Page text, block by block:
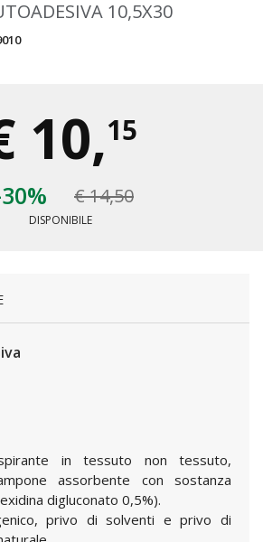
10,5X30
10,15
€ 14,50
DISPONIBILE
in tessuto non tessuto,
assorbente con sostanza
digluconato 0,5%).
privo di solventi e privo di